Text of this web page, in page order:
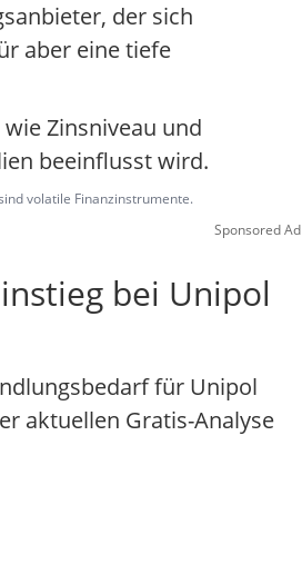
der sich
aber eine tiefe
Zinsniveau und
beeinflusst wird.
volatile Finanzinstrumente.
Sponsored Ad
bei Unipol
für Unipol
aktuellen Gratis-Analyse